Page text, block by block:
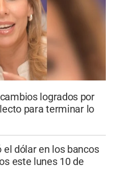
logrados por
para terminar lo
el dólar en los bancos
este lunes 10 de